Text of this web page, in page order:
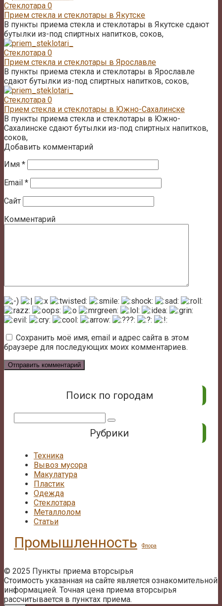
Стеклотара 0
Прием стекла и стеклотары в Якутске
В пункты приема стекла и стеклотары в Якутске сдают
бутылки из-под спиртных напитков, соков,
Стеклотара 0
Прием стекла и стеклотары в Ярославле
В пункты приема стекла и стеклотары в Ярославле
сдают бутылки из-под спиртных напитков, соков,
Стеклотара 0
Прием стекла и стеклотары в Южно-Сахалинске
В пункты приема стекла и стеклотары в Южно-
Сахалинске сдают бутылки из-под спиртных напитков,
соков,
Добавить комментарий
Имя *
Email *
Сайт
Комментарий
Сохранить моё имя, email и адрес сайта в этом
браузере для последующих моих комментариев.
Поиск по городам
Рубрики
Техника
Вывоз мусора
Макулатура
Пластик
Одежда
Стеклотара
Металлолом
Статьи
Промышленность Флора
© 2025 Пункты приема вторсырья
Стоимость указанная на сайте является ознакомительной
информацией. Точная цена приема вторсырья
рассчитывается в пунктах приема.